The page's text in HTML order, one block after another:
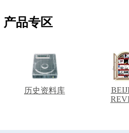
产品专区
历史资料库